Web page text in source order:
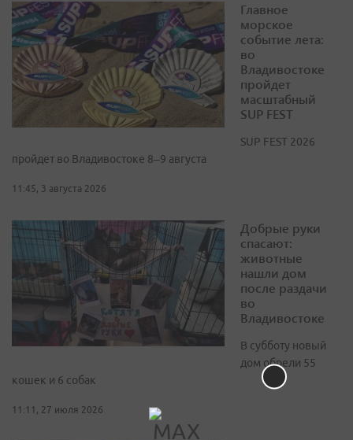
Главное
морское
событие лета:
во
Владивостоке
пройдет
масштабный
SUP FEST
SUP FEST 2026
пройдет во Владивостоке 8–9 августа
11:45, 3 августа 2026
Добрые руки
спасают:
животные
нашли дом
после раздачи
во
Владивостоке
В субботу новый
дом обрели 55
кошек и 6 собак
11:11, 27 июля 2026